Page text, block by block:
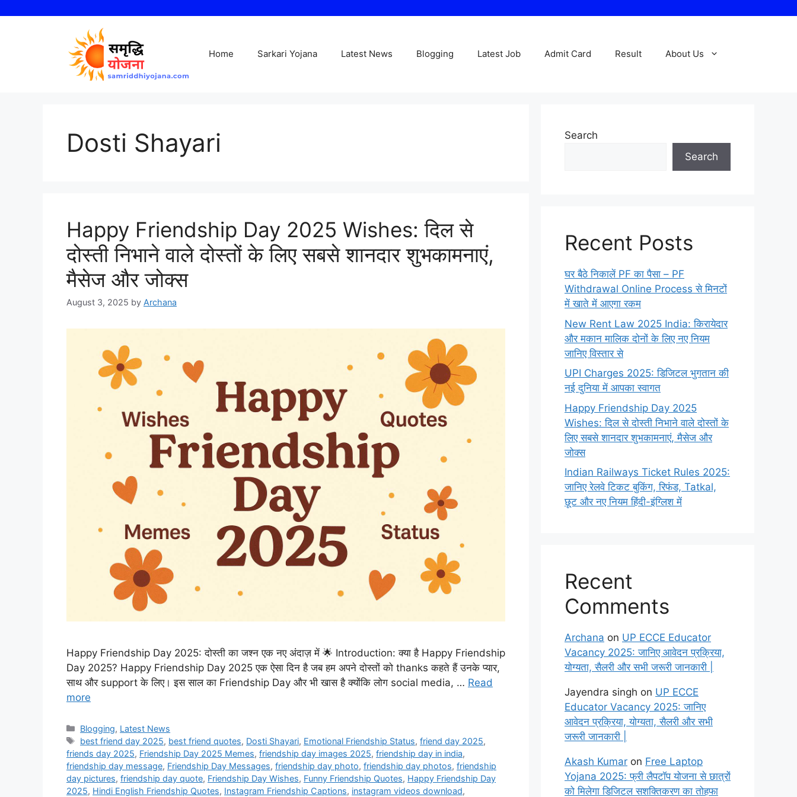
Home Sarkari Yojana Latest News Blogging Latest Job Admit Card Result About Us
Dosti Shayari
Happy Friendship Day 2025 Wishes: दिल से
दोस्ती निभाने वाले दोस्‍तों के लिए सबसे शानदार शुभकामनाएं,
मैसेज और जोक्स
August 3, 2025 by Archana
Happy Friendship Day 2025: दोस्ती का जश्न एक नए अंदाज़ में 🌟 Introduction: क्या है Happy Friendship
Day 2025? Happy Friendship Day 2025 एक ऐसा दिन है जब हम अपने दोस्तों को thanks कहते हैं उनके प्यार,
साथ और support के लिए। इस साल का Friendship Day और भी खास है क्योंकि लोग social media, … Read
more
Categories
Blogging, Latest News
Tags
best friend day 2025, best friend quotes, Dosti Shayari, Emotional Friendship Status,friend day 2025,
friends day 2025, Friendship Day 2025 Memes, friendship day images 2025, friendship day in india,
friendship day message, Friendship Day Messages, friendship day photo, friendship day photos, friendship
day pictures, friendship day quote, Friendship Day Wishes, Funny Friendship Quotes, Happy Friendship Day
2025, Hindi English Friendship Quotes, Instagram Friendship Captions, instagram videos download,
Search
Search
Recent Posts
घर बैठे निकालें PF का पैसा – PF
Withdrawal Online Process से मिनटों
में खाते में आएगा रकम
New Rent Law 2025 India: किरायेदार
और मकान मालिक दोनों के लिए नए नियम
जानिए विस्तार से
UPI Charges 2025: डिजिटल भुगतान की
नई दुनिया में आपका स्वागत
Happy Friendship Day 2025
Wishes: दिल से दोस्ती निभाने वाले दोस्‍तों के
लिए सबसे शानदार शुभकामनाएं, मैसेज और
जोक्स
Indian Railways Ticket Rules 2025:
जानिए रेलवे टिकट बुकिंग, रिफंड, Tatkal,
छूट और नए नियम हिंदी-इंग्लिश में
Recent
Comments
Archana on UP ECCE Educator
Vacancy 2025: जानिए आवेदन प्रक्रिया,
योग्यता, सैलरी और सभी जरूरी जानकारी |
Jayendra singh on UP ECCE
Educator Vacancy 2025: जानिए
आवेदन प्रक्रिया, योग्यता, सैलरी और सभी
जरूरी जानकारी |
Akash Kumar on Free Laptop
Yojana 2025: फ्री लैपटॉप योजना से छात्रों
को मिलेगा डिजिटल सशक्तिकरण का तोहफा